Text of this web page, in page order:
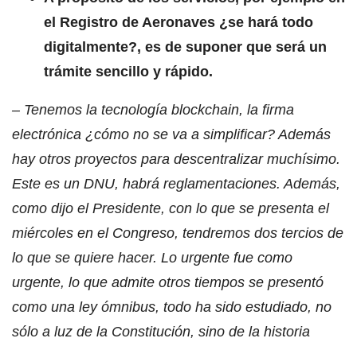
el Registro de Aeronaves ¿se hará todo
digitalmente?, es de suponer que será un
trámite sencillo y rápido.
– Tenemos la tecnología blockchain, la firma
electrónica ¿cómo no se va a simplificar? Además
hay otros proyectos para descentralizar muchísimo.
Este es un DNU, habrá reglamentaciones. Además,
como dijo el Presidente, con lo que se presenta el
miércoles en el Congreso, tendremos dos tercios de
lo que se quiere hacer. Lo urgente fue como
urgente, lo que admite otros tiempos se presentó
como una ley ómnibus, todo ha sido estudiado, no
sólo a luz de la Constitución, sino de la historia